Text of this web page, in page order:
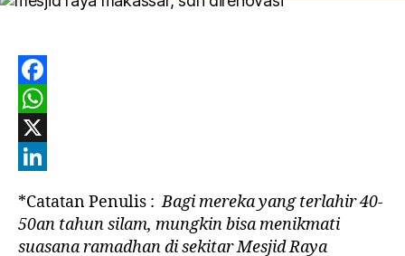
F
a
c
b
o
W
h
t
s
X
i
n
*Catatan Penulis :Bagi mereka yang terlahir 40-
50an tahun silam, mungkin bisa menikmati
suasana ramadhan di sekitar Mesjid Raya